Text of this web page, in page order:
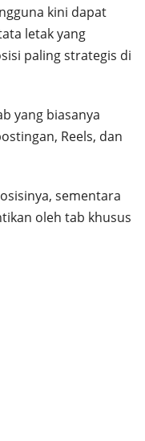
kini dapat
letak yang
paling strategis di
yang biasanya
Reels, dan
sementara
oleh tab khusus